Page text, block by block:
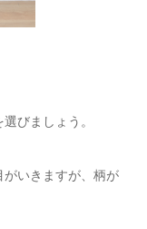
びましょう。
がいきますが、柄が